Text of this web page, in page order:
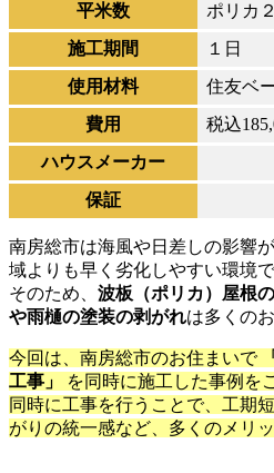
平米数
ポリカ
施工期間
１日
使用材料
住友ベ
費用
税込
ハウスメーカー
保証
南房総市は海風や日差しの影響
域よりも早く劣化しやすい環境で
そのため、 波板（ポリカ）屋根
や雨樋の塗装の剥がれは多くの
今回は、南房総市のお住まいで
工事」
を同時に施工した事例を
同時に工事を行うことで、工期
がりの統一感など、多くのメリ